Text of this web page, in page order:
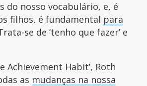
do nosso vocabulário, e, é
filhos, é fundamental para
se de ‘tenho que fazer’ e
Achievement Habit’, Roth
as mudanças na nossa